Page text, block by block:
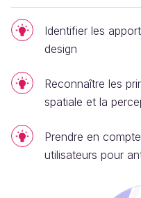
Identifier les
design
Reconnaître les
spatiale et la
Prendre en
utilisateurs pour